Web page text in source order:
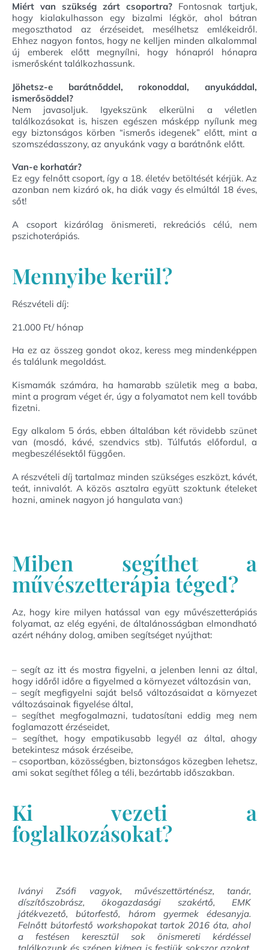
Miért van szükség zárt csoportra? Fontosnak tartjuk,
hogy kialakulhasson egy bizalmi légkör, ahol bátran
megoszthatod az érzéseidet, mesélhetsz emlékeidről.
Ehhez nagyon fontos, hogy ne kelljen minden alkalommal
új emberek előtt megnyílni, hogy hónapról hónapra
ismerősként találkozhassunk.
Jöhetsz-e barátnőddel, rokonoddal, anyukáddal,
ismerősöddel?
Nem javasoljuk. Igyekszünk elkerülni a véletlen
találkozásokat is, hiszen egészen másképp nyílunk meg
egy biztonságos körben “ismerős idegenek” előtt, mint a
szomszédasszony, az anyukánk vagy a barátnőnk előtt.
Van-e korhatár?
Ez egy felnőtt csoport, így a 18. életév betöltését kérjük. Az
azonban nem kizáró ok, ha diák vagy és elmúltál 18 éves,
sőt!
A csoport kizárólag önismereti, rekreációs célú, nem
pszichoterápiás.
Mennyibe kerül?
Részvételi díj:
21.000 Ft/ hónap
Ha ez az összeg gondot okoz, keress meg mindenképpen
és találunk megoldást.
Kismamák számára, ha hamarabb születik meg a baba,
mint a program véget ér, úgy a folyamatot nem kell tovább
fizetni.
Egy alkalom 5 órás, ebben általában két rövidebb szünet
van (mosdó, kávé, szendvics stb). Túlfutás előfordul, a
megbeszélésektől függően.
A részvételi díj tartalmaz minden szükséges eszközt, kávét,
teát, innivalót. A közös asztalra együtt szoktunk ételeket
hozni, aminek nagyon jó hangulata van:)
Miben segíthet a
művészetterápia téged?
Az, hogy kire milyen hatással van egy művészetterápiás
folyamat, az elég egyéni, de általánosságban elmondható
azért néhány dolog, amiben segítséget nyújthat:
– segít az itt és mostra figyelni, a jelenben lenni az által,
hogy időről időre a figyelmed a környezet változásin van,
– segít megfigyelni saját belső változásaidat a környezet
változásainak figyelése által,
– segíthet megfogalmazni, tudatosítani eddig meg nem
foglamazott érzéseidet,
– segíthet, hogy empatikusabb legyél az által, ahogy
betekintesz mások érzéseibe,
– csoportban, közösségben, biztonságos közegben lehetsz,
ami sokat segíthet főleg a téli, bezártabb időszakban.
Ki vezeti a
foglalkozásokat?
Iványi Zsófi vagyok, művészettörténész, tanár,
díszítőszobrász, ökogazdasági szakértő, EMK
játékvezető, bútorfestő, három gyermek édesanyja.
Felnőtt bútorfestő workshopokat tartok 2016 óta, ahol
a festésen keresztül sok önismereti kérdéssel